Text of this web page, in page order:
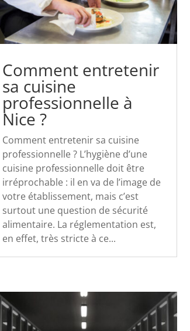
Comment entretenir
sa cuisine
professionnelle à
Nice ?
Comment entretenir sa cuisine
professionnelle ? L’hygiène d’une
cuisine professionnelle doit être
irréprochable : il en va de l’image de
votre établissement, mais c’est
surtout une question de sécurité
alimentaire. La réglementation est,
en effet, très stricte à ce...